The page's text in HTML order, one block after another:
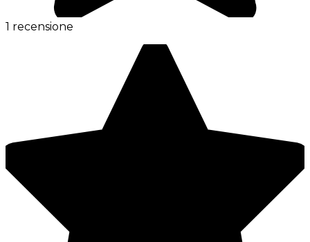
1 recensione